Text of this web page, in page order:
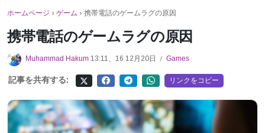
ホームページ › ゲーム › 携帯電話のゲームラグの原因
携帯電話のゲームラグの原因
Muhammad Hakum 13:11、16 12月20日 / Games
記事を共有する: リンクをコピー